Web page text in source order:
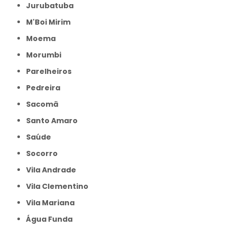
Jurubatuba
M'Boi Mirim
Moema
Morumbi
Parelheiros
Pedreira
Sacomã
Santo Amaro
Saúde
Socorro
Vila Andrade
Vila Clementino
Vila Mariana
Água Funda